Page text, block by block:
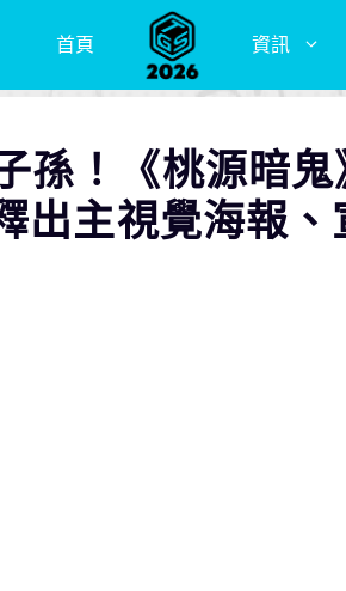
首頁 資訊
孫！《桃源暗
出主視覺海報、